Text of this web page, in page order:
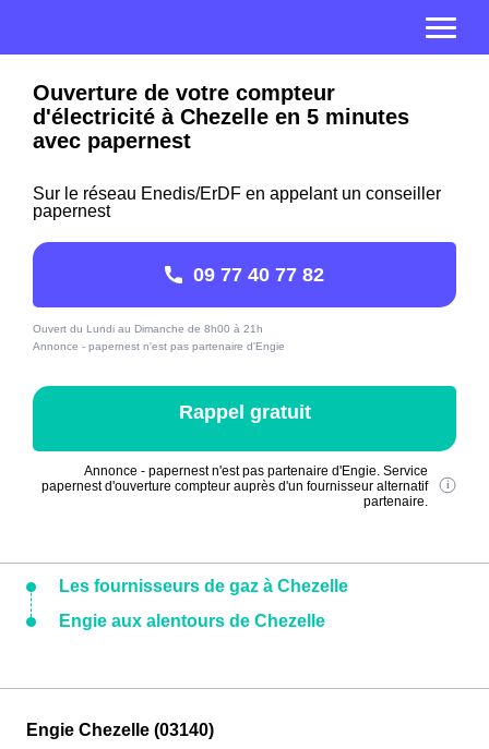
Ouverture de votre compteur
d'électricité à Chezelle en 5 minutes
avec papernest
Sur le réseau Enedis/ErDF en appelant un conseiller
papernest
09 77 40 77 82
Ouvert du Lundi au Dimanche de 8h00 à 21h
Annonce - papernest n'est pas partenaire d'Engie
Rappel gratuit
Annonce - papernest n'est pas partenaire d'Engie. Service
papernest d'ouverture compteur auprès d'un fournisseur alternatif
partenaire.
Les fournisseurs de gaz à Chezelle
Engie aux alentours de Chezelle
Engie Chezelle (03140)